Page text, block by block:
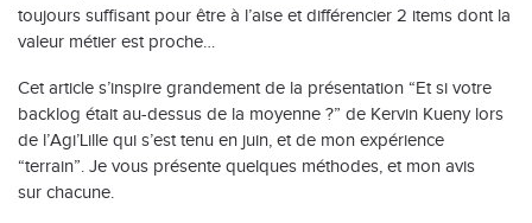
toujours suffisant pour être à l’aise et différencier 2 items dont la
valeur métier est proche…
Cet article s’inspire grandement de la présentation “Et si votre
backlog était au-dessus de la moyenne ?” de Kervin Kueny lors
de l’Agi’Lille qui s’est tenu en juin, et de mon expérience
“terrain”. Je vous présente quelques méthodes, et mon avis
sur chacune.